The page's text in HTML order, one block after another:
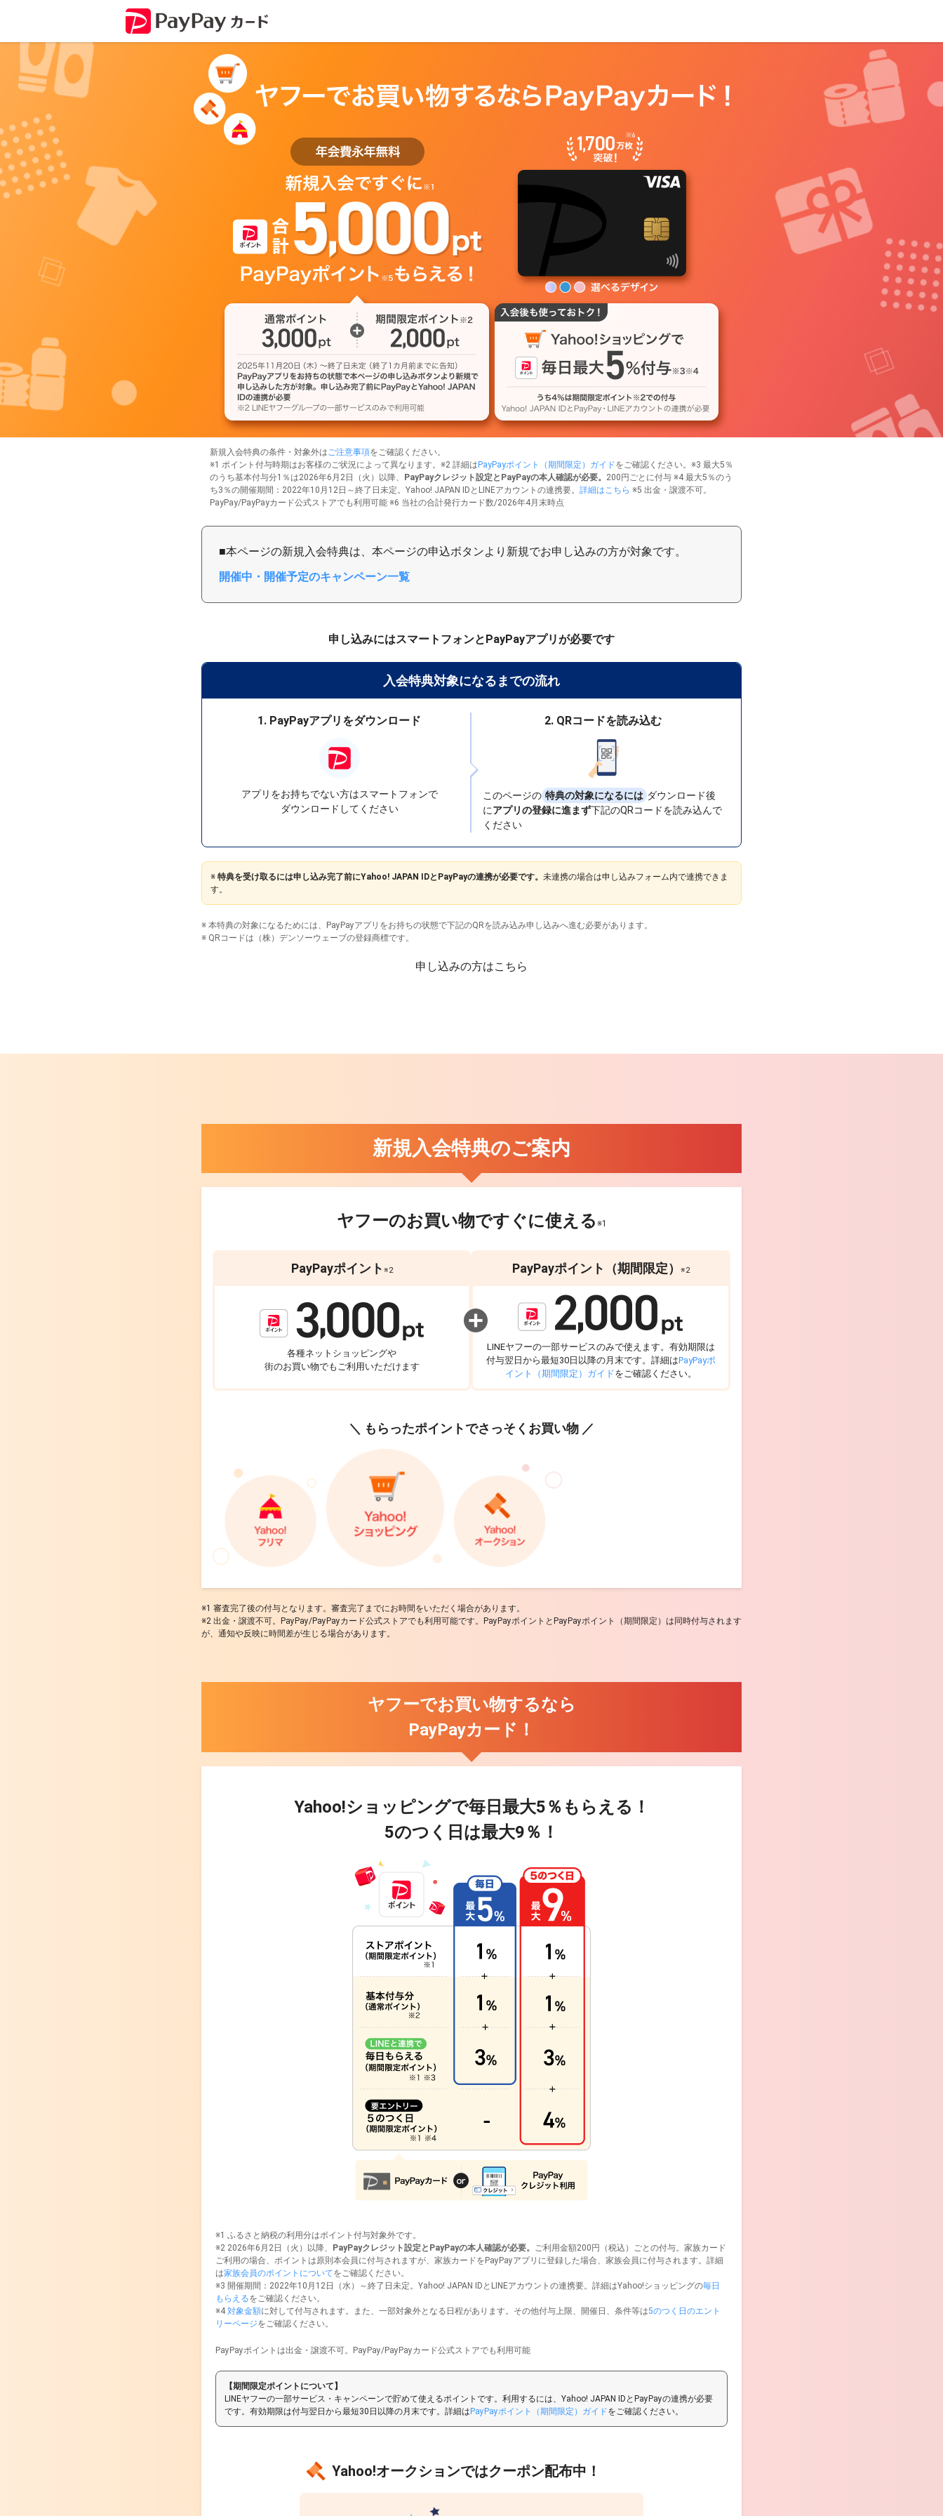
い
物
す
る
な
新規入会特典の条件・対象外はご注意事項をご確認ください。
※1 ポイント付与時期はお客様のご状況によって異なります。※2 詳細は PayPayポイント（期間限定）ガイドをご確認ください。※3 最大5％
のうち基本付与分1％は2026年6月2日（火）以降、
PayPayクレジット設定とPayPayの本人確認が必要。 200円ごとに付与 ※4 最大5％のう
ち3％の開催期間：2022年10月12日～終了日未定。Yahoo! JAPAN IDとLINEアカウントの連携要。 詳細はこちら ※5 出金・譲渡不可。
PayPay/PayPayカード公式ストアでも利用可能 ※6 当社の合計発行カード数/2026年4月末時点
■本ページの新規入会特典は、本ページの申込ボタンより新規でお申し込みの方が対象です。
開催中・開催予定のキャンペーン一覧
申し込みにはスマートフォンとPayPayアプリが必要です
入会特典対象になるまでの流れ
1. PayPayアプリをダウンロード
アプリをお持ちでない方はスマートフォンで
ダウンロードしてください
2. QRコードを読み込む
このページの 特典の対象になるには ダウンロード後
にアプリの登録に進まず下記のQRコードを読み込んで
ください
※ 特典を受け取るには申し込み完了前にYahoo! JAPAN IDとPayPayの連携が必要です。 未連携の場合は申し込みフォーム内で連携できま
す。
※ 本特典の対象になるためには、PayPayアプリをお持ちの状態で下記のQRを読み込み申し込みへ進む必要があります。
※ QRコードは（株）デンソーウェーブの登録商標です。
申し込みの方はこちら
新規入会特典のご案内
ヤフーのお買い物ですぐに使える ※1
PayPayポイント ※2
各種ネットショッピングや
街のお買い物でもご利用いただけます
PayPayポイント（期間限定） ※2
LINEヤフーの一部サービスのみで使えます。有効期限は
付与翌日から最短30日以降の月末です。詳細はPayPayポ
イント（期間限定）ガイドをご確認ください。
＼ もらったポイントでさっそくお買い物 ／
※1 審査完了後の付与となります。審査完了までにお時間をいただく場合があります。
※2 出金・譲渡不可。PayPay/PayPayカード公式ストアでも利用可能です。PayPayポイントとPayPayポイント（期間限定）は同時付与されます
が、通知や反映に時間差が生じる場合があります。
ヤフーでお買い物するなら
PayPayカード！
Yahoo!ショッピングで毎日最大5％ もらえる！
5のつく日は最大9％ ！
※1 ふるさと納税の利用分はポイント付与対象外です。
※2 2026年6月2日（火）以降、
PayPayクレジット設定とPayPayの本人確認が必要。 ご利用金額200円（税込）ごとの付与。家族カード
ご利用の場合、ポイントは原則本会員に付与されますが、家族カードをPayPayアプリに登録した場合、家族会員に付与されます。詳細
は家族会員のポイントについてをご確認ください。
※3 開催期間：2022年10月12日（水）～終了日未定。Yahoo! JAPAN IDとLINEアカウントの連携要。詳細はYahoo!ショッピングの毎日
もらえるをご確認ください。
※4 対象金額に対して付与されます。また、一部対象外となる日程があります。その他付与上限、開催日、条件等は5のつく日のエント
リーページをご確認ください。
PayPayポイントは出金・譲渡不可。PayPay/PayPayカード公式ストアでも利用可能
【期間限定ポイントについて】
LINEヤフーの一部サービス・キャンペーンで貯めて使えるポイントです。利用するには、Yahoo! JAPAN IDとPayPayの連携が必要
です。有効期限は付与翌日から最短30日以降の月末です。詳細は PayPayポイント（期間限定）ガイドをご確認ください。
Yahoo!オークションではクーポン配布中！